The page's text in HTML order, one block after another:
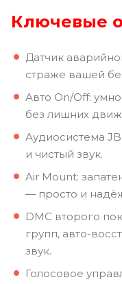
Ключевые
Датчик
страже вашей
Авто On/Off:
без лишних
Аудиосистема
и чистый звук.
Air Mount:
— просто и
DMC второго
групп, авто-
звук.
Голосовое